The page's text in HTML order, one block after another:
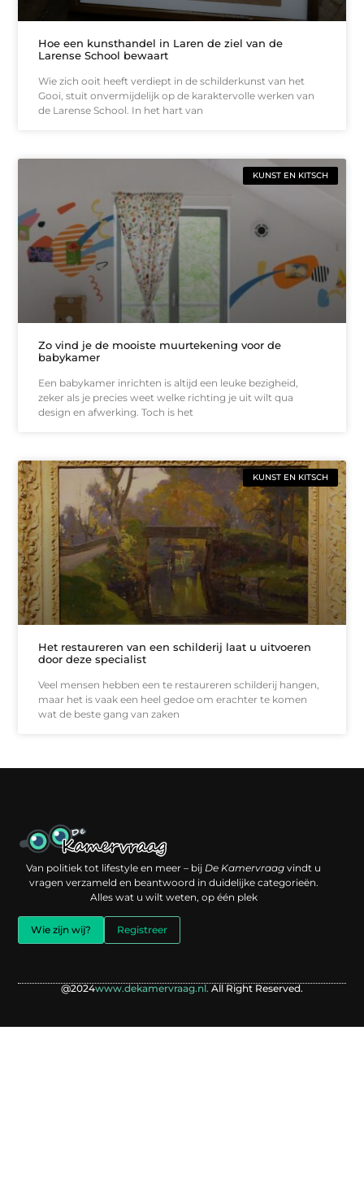
Hoe een kunsthandel in Laren de ziel van de
Larense School bewaart
Wie zich ooit heeft verdiept in de schilderkunst van het
Gooi, stuit onvermijdelijk op de karaktervolle werken van
de Larense School. In het hart van
KUNST EN KITSCH
Zo vind je de mooiste muurtekening voor de
babykamer
Een babykamer inrichten is altijd een leuke bezigheid,
zeker als je precies weet welke richting je uit wilt qua
design en afwerking. Toch is het
KUNST EN KITSCH
Het restaureren van een schilderij laat u uitvoeren
door deze specialist
Veel mensen hebben een te restaureren schilderij hangen,
maar het is vaak een heel gedoe om erachter te komen
wat de beste gang van zaken
Van politiek tot lifestyle en meer – bij De Kamervraag vindt u
vragen verzameld en beantwoord in duidelijke categorieën.
Alles wat u wilt weten, op één plek
Wie zijn wij? Registreer
@2024www.dekamervraag.nl. All Right Reserved.